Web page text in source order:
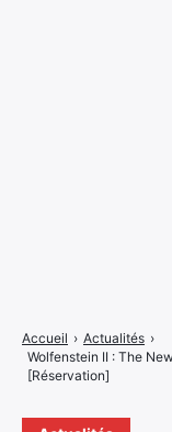
Accueil › Actualités ›
Wolfenstein II : The
[Réservation]